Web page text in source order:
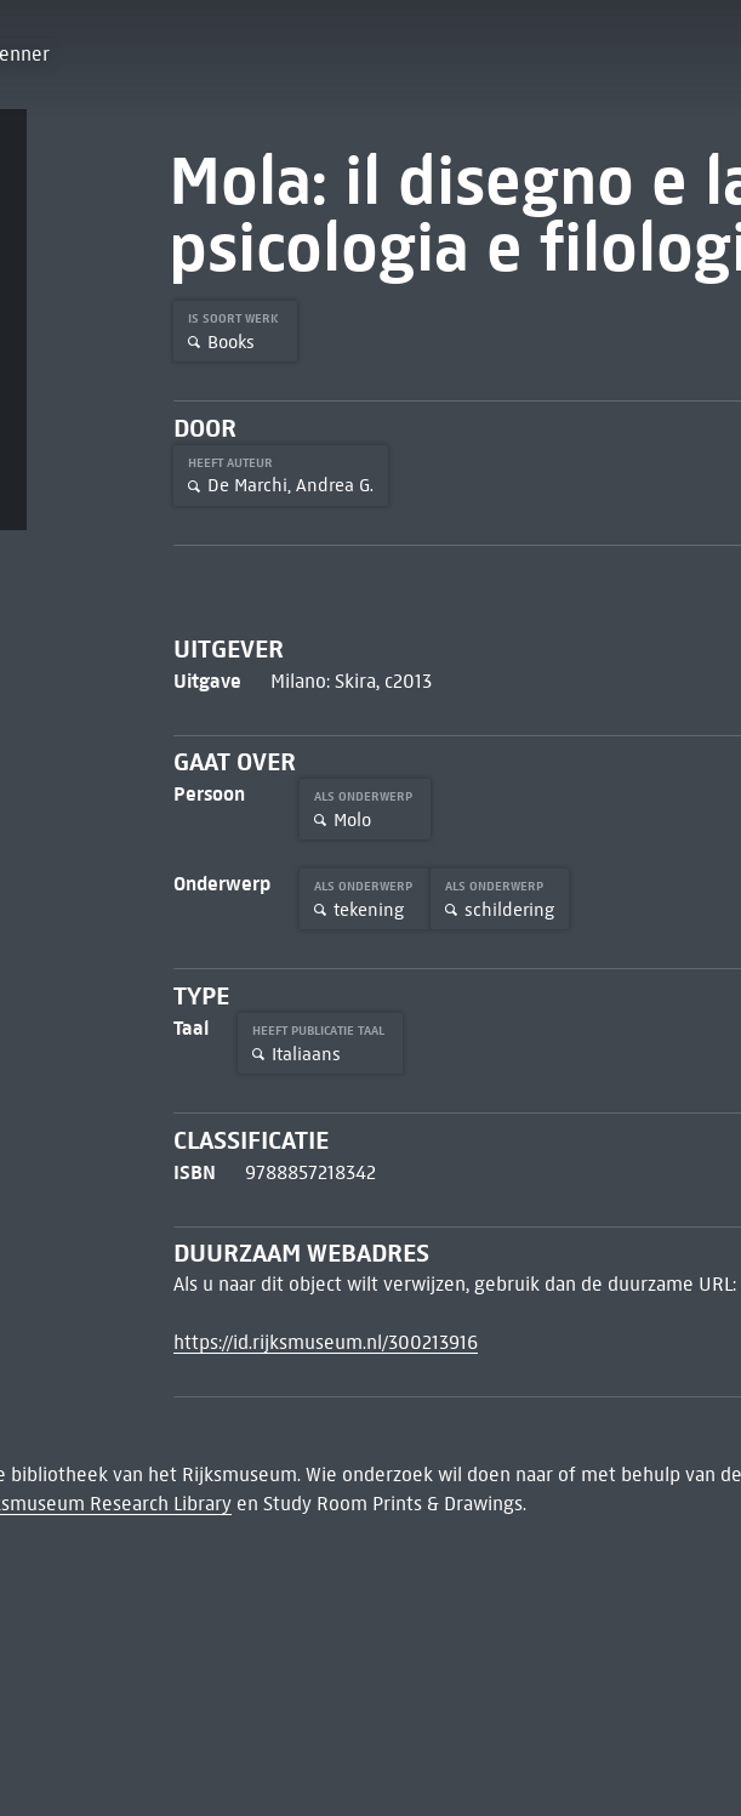
Mola: il disegno e
psicologia e
IS SOORT WERK
Books
DOOR
HEEFT AUTEUR
De Marchi, Andrea G.
UITGEVER
Uitgave Milano: Skira, c2013
GAAT OVER
Persoon ALS ONDERWERP
Molo
Onderwerp ALS ONDERWERP
tekening
ALS ONDERWERP
schildering
TYPE
Taal HEEFT PUBLICATIE TAAL
Italiaans
CLASSIFICATIE
ISBN 9788857218342
DUURZAAM WEBADRES
Als u naar dit object wilt verwijzen, gebruik dan de duurzame URL:
https://id.rijksmuseum.nl/300213916
bibliotheek van het Rijksmuseum. Wie onderzoek wil doen naar of met behulp van
Research Libraryen Study Room Prints & Drawings.